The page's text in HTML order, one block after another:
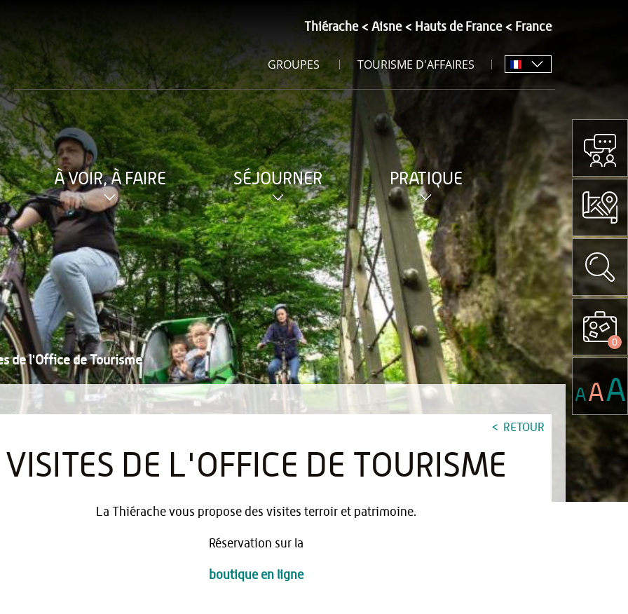
Thiérache Aisne Hauts de France France
GROUPES TOURISME D'AFFAIRES
À VOIR, À FAIRE SÉJOURNER PRATIQUE
de l'Office de Tourisme
RETOUR
VISITES DE L'OFFICE DE TOURISME
La Thiérache vous propose des visites terroir et patrimoine.
Réservation sur la
boutique en ligne
0
AAA